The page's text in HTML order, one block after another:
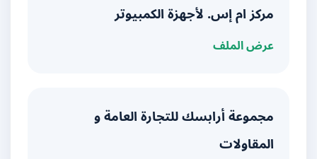
مركز ام إس. لأجهزة الكمبيوتر
عرض الملف
مجموعة أرابسك للتجارة العامة و
المقاولات